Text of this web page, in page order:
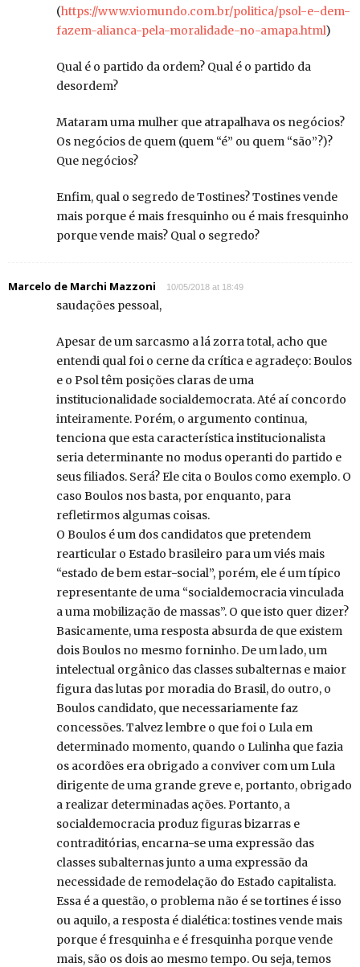
(https://www.viomundo.com.br/politica/psol-e-dem-
fazem-alianca-pela-moralidade-no-amapa.html)
Qual é o partido da ordem? Qual é o partido da
desordem?
Mataram uma mulher que atrapalhava os negócios?
Os negócios de quem (quem “é” ou quem “são”?)?
Que negócios?
Enfim, qual o segredo de Tostines? Tostines vende
mais porque é mais fresquinho ou é mais fresquinho
porque vende mais? Qual o segredo?
Marcelo de Marchi Mazzoni 10/05/2018 at 18:49
saudações pessoal,
Apesar de um sarcasmo a lá zorra total, acho que
entendi qual foi o cerne da crítica e agradeço: Boulos
e o Psol têm posições claras de uma
institucionalidade socialdemocrata. Até aí concordo
inteiramente. Porém, o argumento continua,
tenciona que esta característica institucionalista
seria determinante no modus operanti do partido e
seus filiados. Será? Ele cita o Boulos como exemplo. O
caso Boulos nos basta, por enquanto, para
refletirmos algumas coisas.
O Boulos é um dos candidatos que pretendem
rearticular o Estado brasileiro para um viés mais
“estado de bem estar-social”, porém, ele é um típico
representante de uma “socialdemocracia vinculada
a uma mobilização de massas”. O que isto quer dizer?
Basicamente, uma resposta absurda de que existem
dois Boulos no mesmo forninho. De um lado, um
intelectual orgânico das classes subalternas e maior
figura das lutas por moradia do Brasil, do outro, o
Boulos candidato, que necessariamente faz
concessões. Talvez lembre o que foi o Lula em
determinado momento, quando o Lulinha que fazia
os acordões era obrigado a conviver com um Lula
dirigente de uma grande greve e, portanto, obrigado
a realizar determinadas ações. Portanto, a
socialdemocracia produz figuras bizarras e
contraditórias, encarna-se uma expressão das
classes subalternas junto a uma expressão da
necessidade de remodelação do Estado capitalista.
Essa é a questão, o problema não é se tortines é isso
ou aquilo, a resposta é dialética: tostines vende mais
porque é fresquinha e é fresquinha porque vende
mais, são os dois ao mesmo tempo. Ou seja, temos